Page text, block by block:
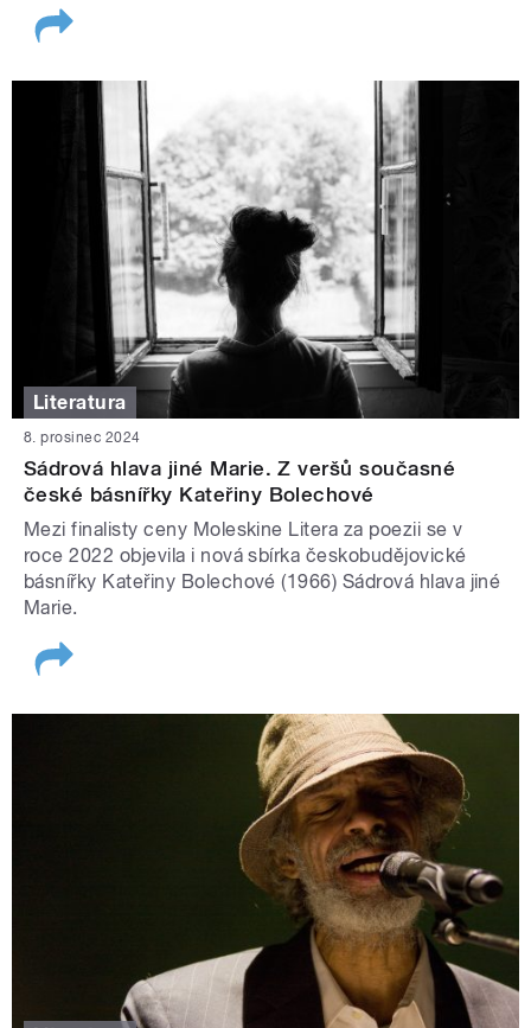
Literatura
8. prosinec 2024
Sádrová hlava jiné Marie. Z veršů současné
české básnířky Kateřiny Bolechové
Mezi finalisty ceny Moleskine Litera za poezii se v
roce 2022 objevila i nová sbírka českobudějovické
básnířky Kateřiny Bolechové (1966) Sádrová hlava jiné
Marie.